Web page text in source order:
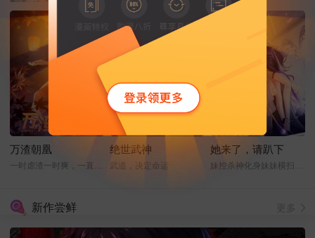
万渣朝凰
一时虐渣一时爽，一直虐渣一直爽
绝世武神
武道，决定命运
她来了，请趴下
妹控杀神化身妹妹横扫娱乐圈
新作尝鲜